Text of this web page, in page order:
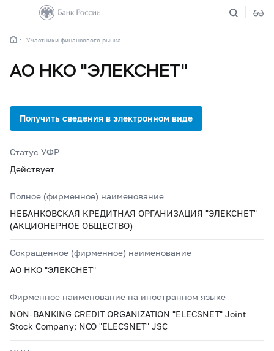
Участники финансового рынка
АО НКО "ЭЛЕКСНЕТ"
Статус УФР
Действует
Полное (фирменное) наименование
НЕБАНКОВСКАЯ КРЕДИТНАЯ ОРГАНИЗАЦИЯ "ЭЛЕКСНЕТ"
(АКЦИОНЕРНОЕ ОБЩЕСТВО)
Сокращенное (фирменное) наименование
АО НКО "ЭЛЕКСНЕТ"
Фирменное наименование на иностранном языке
NON-BANKING CREDIT ORGANIZATION "ELECSNET" Joint
Stock Company; NCO "ELECSNET" JSC